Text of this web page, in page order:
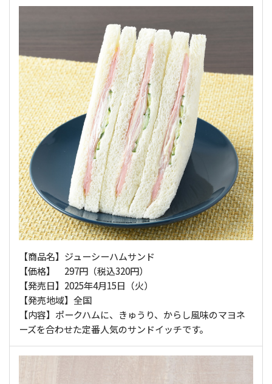
【商品名】ジューシーハムサンド
【価格】 297円（税込320円）
【発売日】2025年4月15日（火）
【発売地域】全国
【内容】ポークハムに、きゅうり、からし風味のマヨネ
ーズを合わせた定番人気のサンドイッチです。